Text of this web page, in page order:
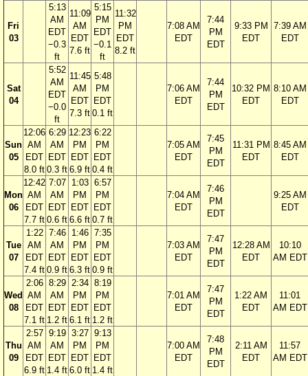
Fri
03
5:13
AM
EDT
−0.3
ft
11:09
AM
EDT
7.6 ft
5:15
PM
EDT
−0.1
ft
11:32
PM
EDT
8.2 ft
7:08 AM
EDT
7:44
PM
EDT
9:33 PM
EDT
7:39 AM
EDT
Sat
04
5:52
AM
EDT
−0.0
ft
11:45
AM
EDT
7.3 ft
5:48
PM
EDT
0.1 ft
7:06 AM
EDT
7:44
PM
EDT
10:32 PM
EDT
8:10 AM
EDT
Sun
05
12:06
AM
EDT
8.0 ft
6:29
AM
EDT
0.3 ft
12:23
PM
EDT
6.9 ft
6:22
PM
EDT
0.4 ft
7:05 AM
EDT
7:45
PM
EDT
11:31 PM
EDT
8:45 AM
EDT
Mon
06
12:42
AM
EDT
7.7 ft
7:07
AM
EDT
0.6 ft
1:03
PM
EDT
6.6 ft
6:57
PM
EDT
0.7 ft
7:04 AM
EDT
7:46
PM
EDT
9:25 AM
EDT
Tue
07
1:22
AM
EDT
7.4 ft
7:46
AM
EDT
0.9 ft
1:46
PM
EDT
6.3 ft
7:35
PM
EDT
0.9 ft
7:03 AM
EDT
7:47
PM
EDT
12:28 AM
EDT
10:10
AM EDT
Wed
08
2:06
AM
EDT
7.1 ft
8:29
AM
EDT
1.2 ft
2:34
PM
EDT
6.1 ft
8:19
PM
EDT
1.2 ft
7:01 AM
EDT
7:47
PM
EDT
1:22 AM
EDT
11:01
AM EDT
Thu
09
2:57
AM
EDT
6.9 ft
9:19
AM
EDT
1.4 ft
3:27
PM
EDT
6.0 ft
9:13
PM
EDT
1.4 ft
7:00 AM
EDT
7:48
PM
EDT
2:11 AM
EDT
11:57
AM EDT